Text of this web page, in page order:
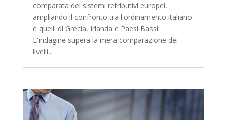
comparata dei sistemi retributivi europei,
ampliando il confronto tra l'ordinamento italiano
e quelli di Grecia, Irlanda e Paesi Bassi.
L'indagine supera la mera comparazione dei
livelli...